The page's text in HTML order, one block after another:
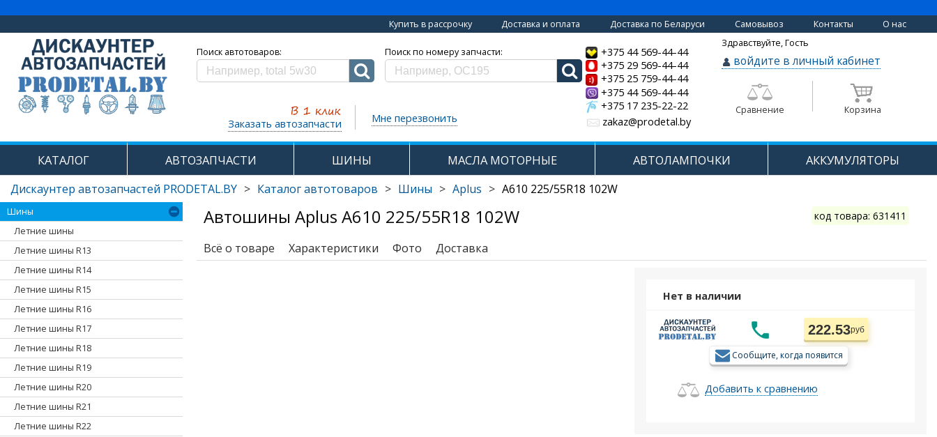
Купить в рассрочку Доставка и оплата Доставка по Беларуси Самовывоз Контакты О нас
Поиск автотоваров: Поиск по номеру запчасти:
Заказать автозапчасти Мне перезвонить
+375 44 569-44-44
+375 29 569-44-44
+375 25 759-44-44
+375 44 569-44-44
+375 17 235-22-22
zakaz@prodetal.by
Здравствуйте, Гость
войдите в личный кабинет
Сравнение Корзина
КАТАЛОГ АВТОЗАПЧАСТИ ШИНЫ МАСЛА МОТОРНЫЕ АВТОЛАМПОЧКИ АККУМУЛЯТОРЫ
Дискаунтер автозапчастей PRODETAL.BY > Каталог автотоваров > Шины > Aplus > A610 225/55R18 102W
Шины
Летние шины
Летние шины R13
Летние шины R14
Летние шины R15
Летние шины R16
Летние шины R17
Летние шины R18
Летние шины R19
Летние шины R20
Летние шины R21
Летние шины R22
Автошины Aplus A610 225/55R18 102W код товара: 631411
Всё о товаре Характеристики Фото Доставка
Нет в наличии
222.53руб
Сообщите, когда появится
Добавить к сравнению